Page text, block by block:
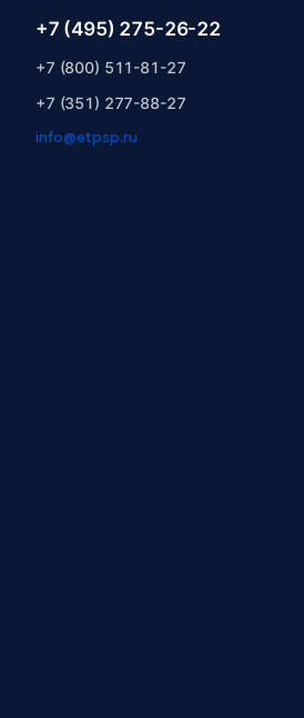
+7 (495) 275-26-22
+7 (800) 511-81-27
+7 (351) 277-88-27
info@etpsp.ru